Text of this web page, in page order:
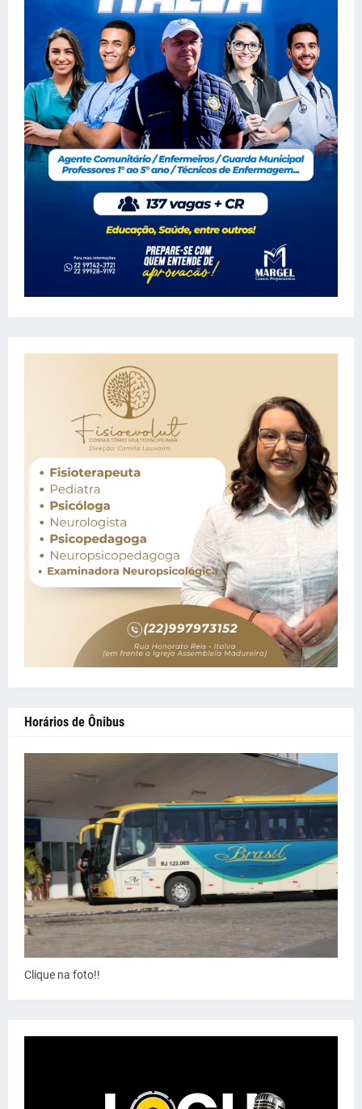
Horários de Ônibus
Clique na foto!!